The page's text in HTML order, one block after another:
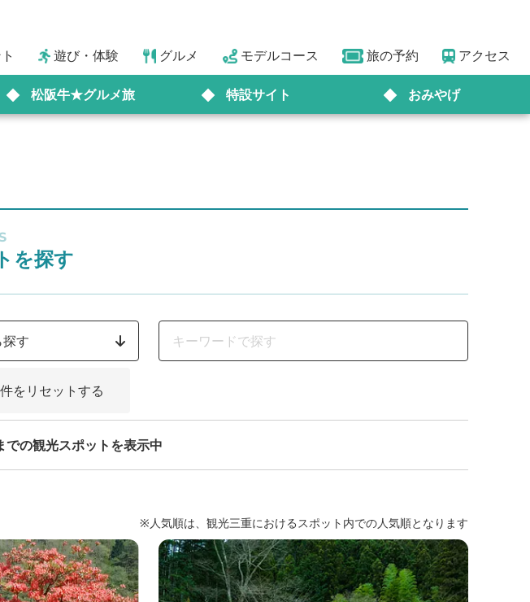
遊び・体験 グルメ モデルコース 旅の予約 アクセス
松阪牛★グルメ旅 特設サイト おみやげ
を探す
す
をリセットする
での観光スポットを表示中
※人気順は、観光三重におけるスポット内での人気順となります